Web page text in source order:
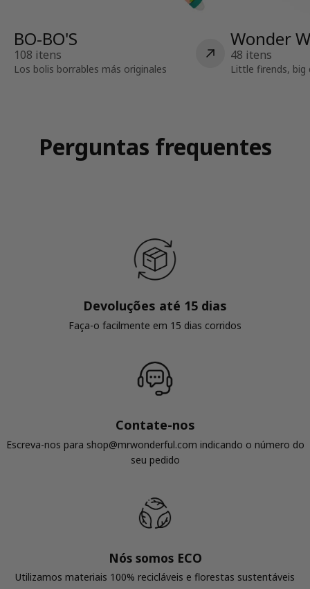
BO-BO'S
108 itens
Los bolis borrables más originales
Wonder
48 itens
Little firends, big
Perguntas frequentes
Devoluções até 15 dias
Faça-o facilmente em 15 dias corridos
Contate-nos
Escreva-nos para shop@mrwonderful.com indicando o número do
seu pedido
Nós somos ECO
Utilizamos materiais 100% recicláveis ​​e florestas sustentáveis